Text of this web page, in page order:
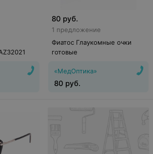
80 руб.
1 предложение
Фиатос Глаукомные очки
готовые
«МедОптика»
80 руб.